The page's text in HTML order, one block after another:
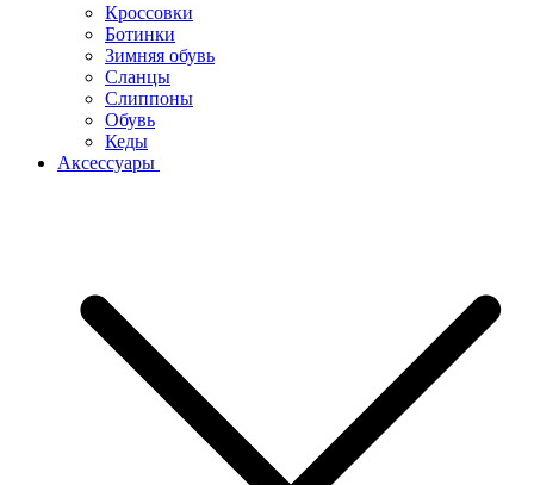
Кроссовки
Ботинки
Зимняя обувь
Сланцы
Слиппоны
Обувь
Кеды
Аксессуары